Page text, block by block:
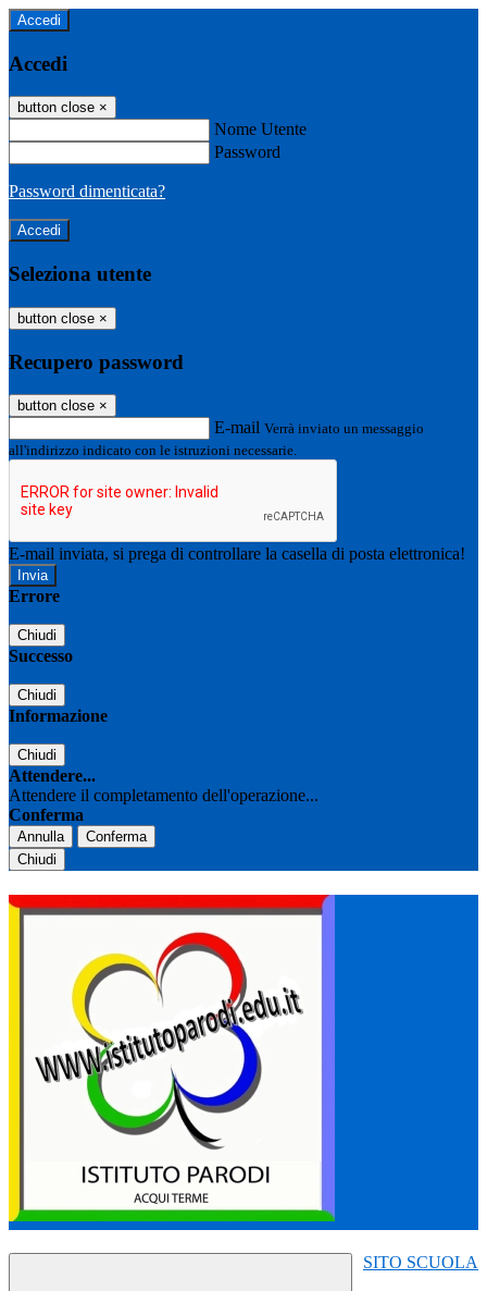
Accedi
Accedi
button close ×
Nome Utente
Password
Password dimenticata?
Seleziona utente
button close ×
Recupero password
button close ×
E-mail Verrà inviato un messaggio
all'indirizzo indicato con le istruzioni necessarie.
E-mail inviata, si prega di controllare la casella di posta elettronica!
Errore
Chiudi
Successo
Chiudi
Informazione
Chiudi
Attendere...
Attendere il completamento dell'operazione...
Conferma
Annulla
Conferma
Chiudi
SITO SCUOLA